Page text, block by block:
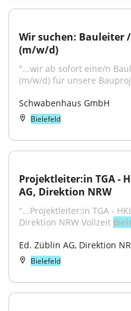
Wir suchen: Bauleiter
(m/w/d)
"...wir ab sofort eine/n
(m/w/d) für unsere
Schwabenhaus GmbH
Bielefeld
Projektleiter:in TGA -
AG, Direktion NRW
"...Projektleiter:in TGA -
Direktion NRW Vollzeit
Ed. Züblin AG, Direktion
Bielefeld